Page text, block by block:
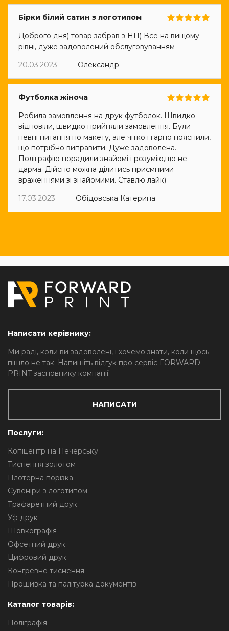
Бірки білий сатин з логотипом
Доброго дня) товар забрав з НП) Все на вищому
рівні, дуже задоволений обслуговуванням
20.03.2023
Олександр
Футболка жіноча
Робила замовлення на друк футболок. Швидко
відповіли, швидко прийняли замовлення. Були
певні питання по макету, але чітко і гарно пояснили,
що потрібно виправити. Дуже задоволена.
Поліграфію порадили знайомі і розумію,що не
дарма. Дійсно можна ділитись приємними
враженнями зі знайомими. Ставлю лайк)
17.03.2023
Обідовська Катерина
Написати керівнику:
Ми раді, коли ви задоволені, і хочемо знати, коли щось
пішло не так. Напишіть відгук про сервіс FORWARD
PRINT засновнику компанії.
НАПИСАТИ
Послуги:
Копіцентр на Печерську
Тиснення золотом
Плотерна порізка
Сувеніри з логотипом
Трафаретний друк
Уф друк
Шовкографія
Офсетний друк
Цифровий друк
Конгревне тиснення
Прошивка та палітурка документів
Каталог товарів:
Поліграфія